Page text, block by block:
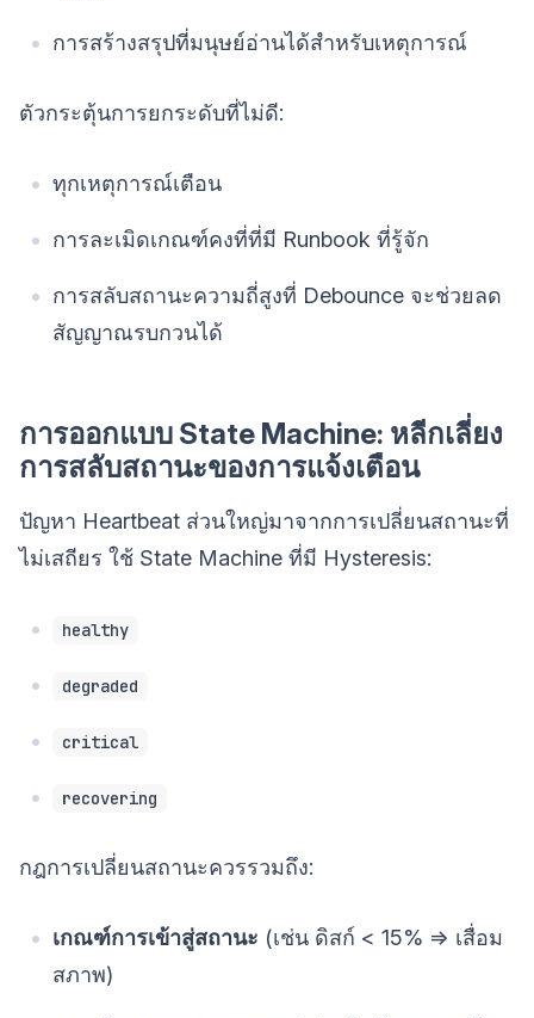
การสร้างสรุปที่มนุษย์อ่านได้สำหรับเหตุการณ์
ตัวกระตุ้นการยกระดับที่ไม่ดี:
ทุกเหตุการณ์เตือน
การละเมิดเกณฑ์คงที่ที่มี Runbook ที่รู้จัก
การสลับสถานะความถี่สูงที่ Debounce จะช่วยลด
สัญญาณรบกวนได้
การออกแบบ State Machine: หลีกเลี่ยง
การสลับสถานะของการแจ้งเตือน
ปัญหา Heartbeat ส่วนใหญ่มาจากการเปลี่ยนสถานะที่
ไม่เสถียร ใช้ State Machine ที่มี Hysteresis:
healthy
degraded
critical
recovering
กฎการเปลี่ยนสถานะควรรวมถึง:
เกณฑ์การเข้าสู่สถานะ (เช่น ดิสก์ < 15% => เสื่อม
สภาพ)